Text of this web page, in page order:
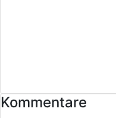
Kommentare